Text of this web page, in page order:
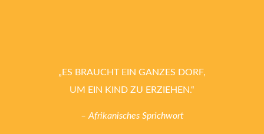
„ES BRAUCHT EIN GANZES DORF,
UM EIN KIND ZU ERZIEHEN.“
– Afrikanisches Sprichwort